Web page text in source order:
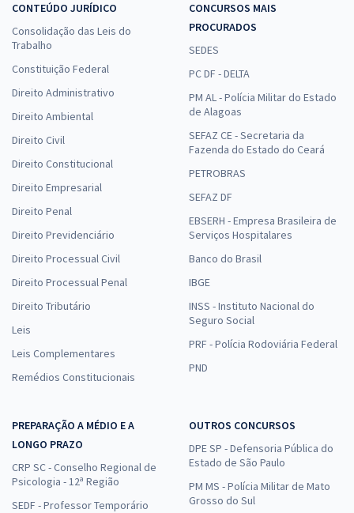
CONTEÚDO JURÍDICO
Consolidação das Leis do
Trabalho
Constituição Federal
Direito Administrativo
Direito Ambiental
Direito Civil
Direito Constitucional
Direito Empresarial
Direito Penal
Direito Previdenciário
Direito Processual Civil
Direito Processual Penal
Direito Tributário
Leis
Leis Complementares
Remédios Constitucionais
CONCURSOS MAIS
PROCURADOS
SEDES
PC DF - DELTA
PM AL - Polícia Militar do Estado
de Alagoas
SEFAZ CE - Secretaria da
Fazenda do Estado do Ceará
PETROBRAS
SEFAZ DF
EBSERH - Empresa Brasileira de
Serviços Hospitalares
Banco do Brasil
IBGE
INSS - Instituto Nacional do
Seguro Social
PRF - Polícia Rodoviária Federal
PND
PREPARAÇÃO A MÉDIO E A
LONGO PRAZO
CRP SC - Conselho Regional de
Psicologia - 12ª Região
SEDF - Professor Temporário
OUTROS CONCURSOS
DPE SP - Defensoria Pública do
Estado de São Paulo
PM MS - Polícia Militar de Mato
Grosso do Sul